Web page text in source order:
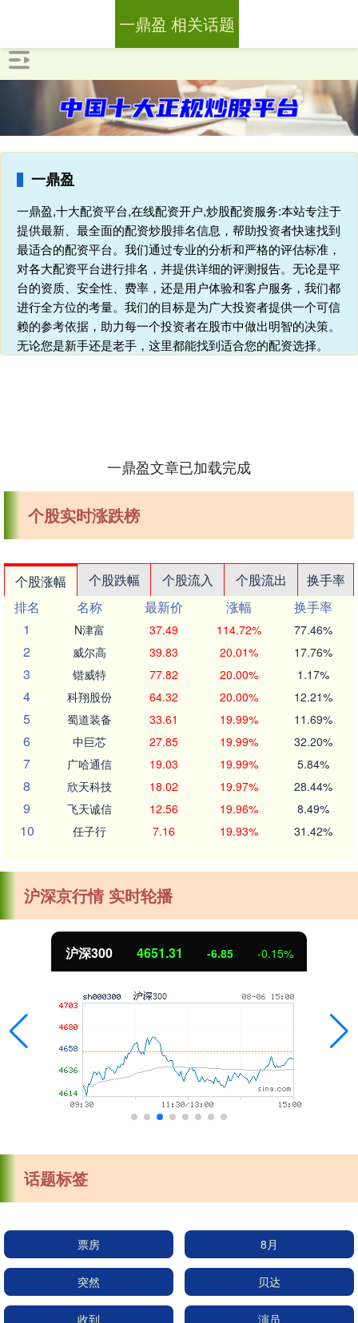
一鼎盈
一鼎盈,十大配资平台,在线配资开户,炒股配资服务:本站专注于
提供最新、最全面的配资炒股排名信息，帮助投资者快速找到
最适合的配资平台。我们通过专业的分析和严格的评估标准，
对各大配资平台进行排名，并提供详细的评测报告。无论是平
台的资质、安全性、费率，还是用户体验和客户服务，我们都
进行全方位的考量。我们的目标是为广大投资者提供一个可信
赖的参考依据，助力每一个投资者在股市中做出明智的决策。
无论您是新手还是老手，这里都能找到适合您的配资选择。
一鼎盈 相关话题
一鼎盈文章已加载完成
个股实时涨跌榜
个股涨幅 个股跌幅 个股流入 个股流出
换手率
排名
名称 最新价 涨幅
换手率
1
N津富 37.49 114.72% 77.46%
2 威尔高 39.83 20.01% 17.76%
3 锴威特 77.82 20.00% 1.17%
4 科翔股份 64.32 20.00% 12.21%
5 蜀道装备 33.61 19.99% 11.69%
6 中巨芯 27.85 19.99% 32.20%
7 广哈通信 19.03 19.99% 5.84%
8 欣天科技 18.02 19.97% 28.44%
9 飞天诚信 12.56 19.96% 8.49%
10 任子行 7.16 19.93% 31.42%
沪深京行情 实时轮播
沪深300 4651.31 -6.85 -0.15%
话题标签
票房 8月
突然 贝达
收到 演员